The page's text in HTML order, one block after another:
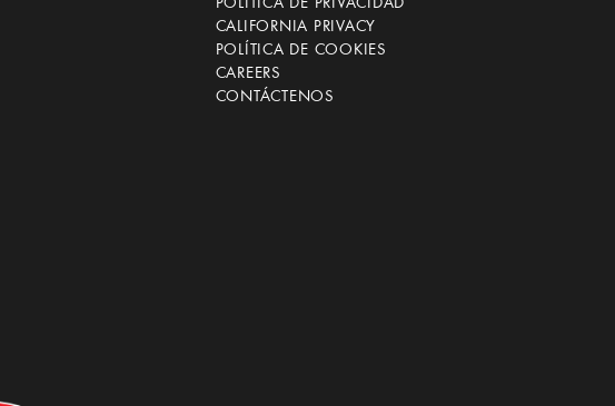
POLÍTICA DE PRIVACIDAD
CALIFORNIA PRIVACY
POLÍTICA DE COOKIES
CAREERS
CONTÁCTENOS